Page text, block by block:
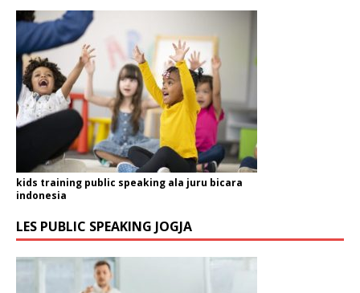
kids training public speaking ala juru bicara
indonesia
LES PUBLIC SPEAKING JOGJA